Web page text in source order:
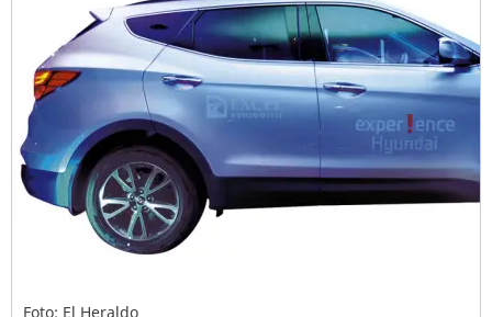
Foto: El Heraldo